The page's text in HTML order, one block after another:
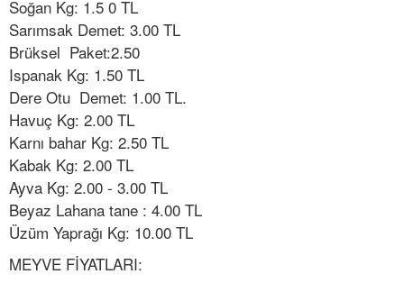
Soğan Kg: 1.5 0 TL
Sarımsak Demet: 3.00 TL
Brüksel Paket:2.50
Ispanak Kg: 1.50 TL
Dere Otu Demet: 1.00 TL.
Havuç Kg: 2.00 TL
Karnı bahar Kg: 2.50 TL
Kabak Kg: 2.00 TL
Ayva Kg: 2.00 - 3.00 TL
Beyaz Lahana tane : 4.00 TL
Üzüm Yaprağı Kg: 10.00 TL
MEYVE FİYATLARI: